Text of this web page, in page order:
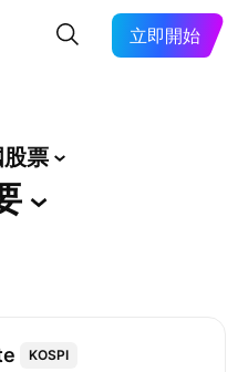
立即開始
票
KOSPI